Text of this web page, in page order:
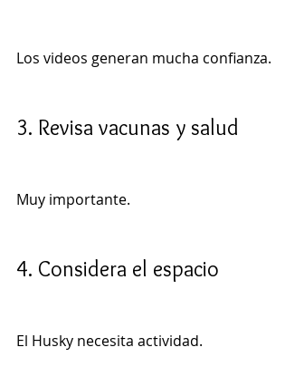
Los videos generan mucha confianza.
3. Revisa vacunas y salud
Muy importante.
4. Considera el espacio
El Husky necesita actividad.